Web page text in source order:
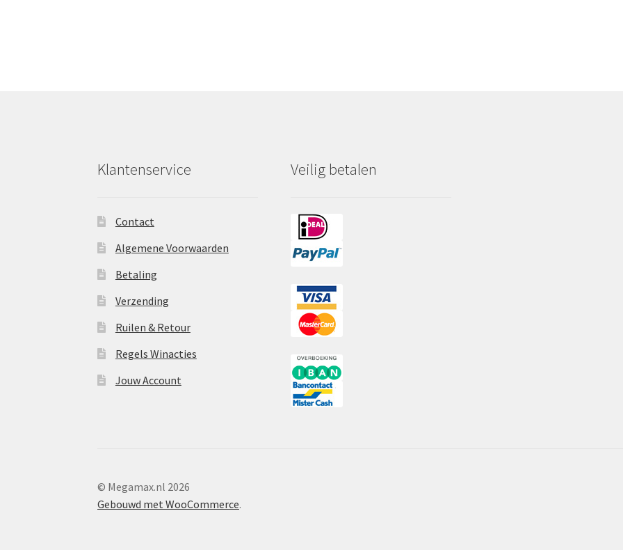
Klantenservice
Contact
Algemene Voorwaarden
Betaling
Verzending
Ruilen & Retour
Regels Winacties
Jouw Account
Veilig betalen
© Megamax.nl 2026
Gebouwd met WooCommerce.